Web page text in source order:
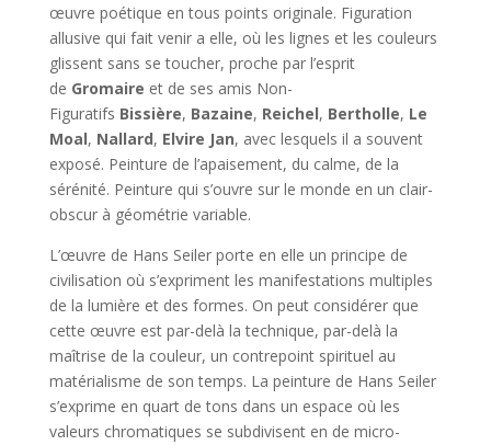
œuvre poétique en tous points originale. Figuration
allusive qui fait venir a elle, où les lignes et les couleurs
glissent sans se toucher, proche par l’esprit
de Gromaire et de ses amis Non-
Figuratifs Bissière, Bazaine, Reichel, Bertholle, Le
Moal, Nallard, Elvire Jan, avec lesquels il a souvent
exposé. Peinture de l’apaisement, du calme, de la
sérénité. Peinture qui s’ouvre sur le monde en un clair-
obscur à géométrie variable.
L’œuvre de Hans Seiler porte en elle un principe de
civilisation où s’expriment les manifestations multiples
de la lumière et des formes. On peut considérer que
cette œuvre est par-delà la technique, par-delà la
maîtrise de la couleur, un contrepoint spirituel au
matérialisme de son temps. La peinture de Hans Seiler
s’exprime en quart de tons dans un espace où les
valeurs chromatiques se subdivisent en de micro-